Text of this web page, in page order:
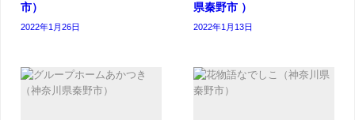
市）
2022年1月26日
県秦野市 ）
2022年1月13日